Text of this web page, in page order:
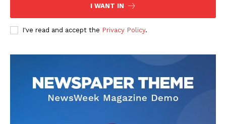
DOWNLOAD NOW
I WANT IN
I've read and accept the Privacy Policy.